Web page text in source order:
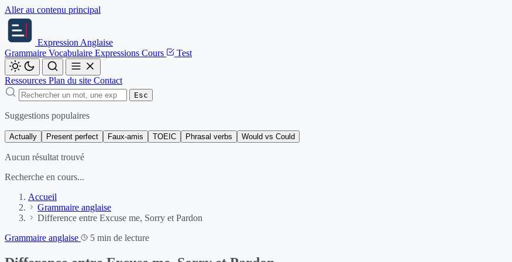
Aller au contenu principal
Expression Anglaise
Grammaire Vocabulaire Expressions Cours Test
Ressources Plan du site Contact
Esc
Suggestions populaires
Actually Present perfect Faux-amis TOEIC Phrasal verbs Would vs Could
Aucun résultat trouvé
Recherche en cours...
Accueil
Grammaire anglaise
Difference entre Excuse me, Sorry et Pardon
Grammaire anglaise
5 min de lecture